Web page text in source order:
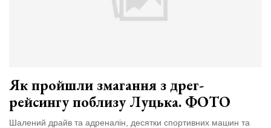
Як пройшли змагання з дрег-
рейсингу поблизу Луцька. ФОТО
Шалений драйв та адреналін, десятки спортивних машин та